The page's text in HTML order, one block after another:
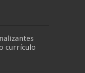
currículo